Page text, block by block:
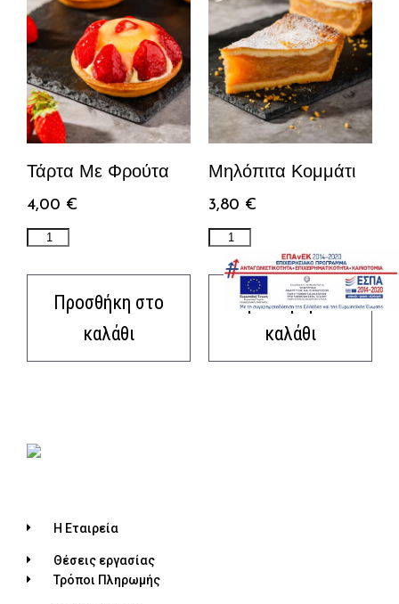
Τάρτα Με Φρούτα
4,00 €
Προσθήκη στο
καλάθι
Μηλόπιτα Κομμάτι
3,80 €
Προσθήκη στο
καλάθι
Η Εταιρεία
Θέσεις εργασίας
Τρόποι Πληρωμής